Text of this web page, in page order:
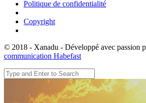
Politique de confidentialité
Copyright
© 2018 - Xanadu - Développé avec passion
communication Habefast